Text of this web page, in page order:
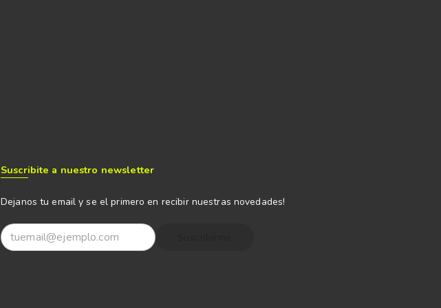
Suscribite a nuestro newsletter
Dejanos tu email y se el primero en recibir nuestras novedades!